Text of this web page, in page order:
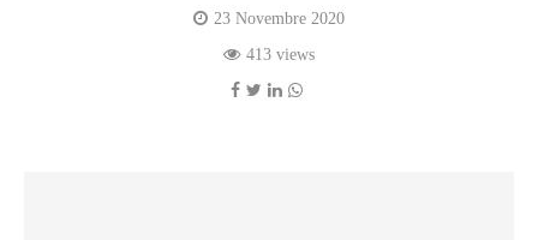
23 Novembre 2020
413 views